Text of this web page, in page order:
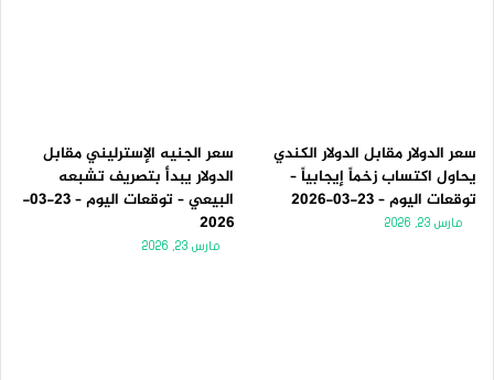
سعر الدولار مقابل الدولار الكندي
يحاول اكتساب زخماً إيجابياً –
توقعات اليوم – 23-03-2026
مارس 23, 2026
سعر الجنيه الإسترليني مقابل
الدولار يبدأ بتصريف تشبعه
البيعي – توقعات اليوم – 23-03-
2026
مارس 23, 2026